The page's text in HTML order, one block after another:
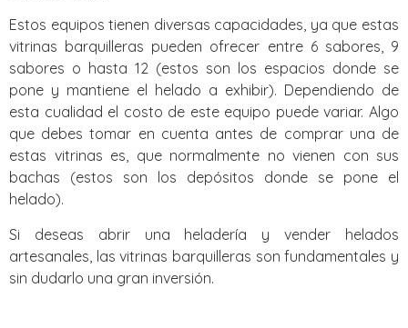
Estos equipos tienen diversas capacidades, ya que estas
vitrinas barquilleras pueden ofrecer entre 6 sabores, 9
sabores o hasta 12 (estos son los espacios donde se
pone y mantiene el helado a exhibir). Dependiendo de
esta cualidad el costo de este equipo puede variar. Algo
que debes tomar en cuenta antes de comprar una de
estas vitrinas es, que normalmente no vienen con sus
bachas (estos son los depósitos donde se pone el
helado).
Si deseas abrir una heladería y vender helados
artesanales, las vitrinas barquilleras son fundamentales y
sin dudarlo una gran inversión.